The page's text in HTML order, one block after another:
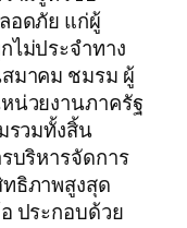
อดภัย แก่ผู้
ไม่ประจำทาง
มาคม ชมรม ผู้
น่วยงานภาครัฐ
รวมทั้งสิ้น
บริหารจัดการ
ธิภาพสูงสุด
ประกอบด้วย